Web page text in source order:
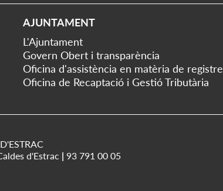
AJUNTAMENT
L'Ajuntament
Govern Obert i transparència
Oficina d'assistència en matèria de registre
Oficina de Recaptació i Gestió Tributària
d'Estrac | 93 791 00 05